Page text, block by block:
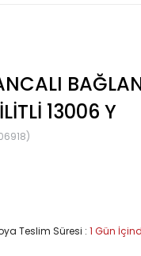
13006 Y
Teslim Süresi : 1 Gün